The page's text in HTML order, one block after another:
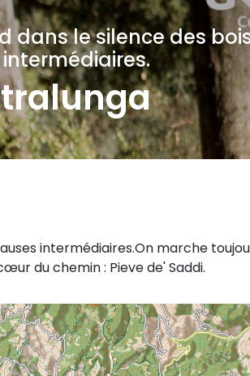
dans le silence des
intermédiaires.On marche
du chemin : Pieve de' Saddi.